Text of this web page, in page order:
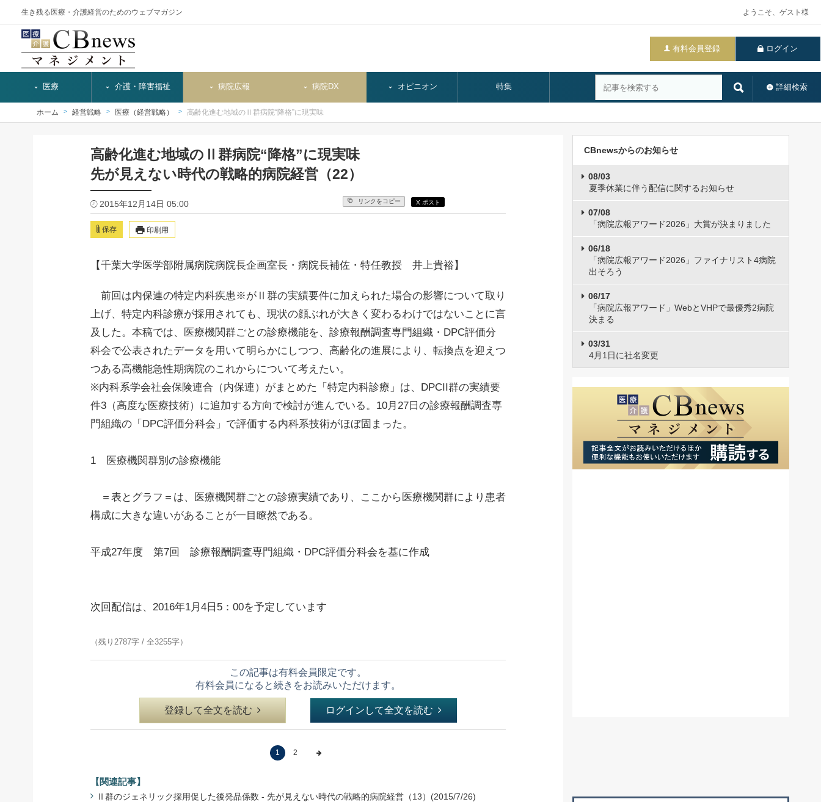
生き残る医療・介護経営のためのウェブマガジン ようこそ、ゲスト様
有料会員登録 ログイン
詳細検索
医療 介護・障害福祉 病院広報 病院DX オピニオン 特集
ホーム 経営戦略 医療（経営戦略） 高齢化進む地域のⅡ群病院“降格”に現実味
高齢化進む地域のⅡ群病院“降格”に現実味
先が見えない時代の戦略的病院経営（22）
2015年12月14日 05:00 リンクをコピー X ポスト
保存 印刷用
【千葉大学医学部附属病院病院長企画室長・病院長補佐・特任教授 井上貴裕】
前回は内保連の特定内科疾患※がⅡ群の実績要件に加えられた場合の影響について取り
上げ、特定内科診療が採用されても、現状の顔ぶれが大きく変わるわけではないことに言
及した。本稿では、医療機関群ごとの診療機能を、診療報酬調査専門組織・DPC評価分
科会で公表されたデータを用いて明らかにしつつ、高齢化の進展により、転換点を迎えつ
つある高機能急性期病院のこれからについて考えたい。
※内科系学会社会保険連合（内保連）がまとめた「特定内科診療」は、DPCII群の実績要
件3（高度な医療技術）に追加する方向で検討が進んでいる。10月27日の診療報酬調査専
門組織の「DPC評価分科会」で評価する内科系技術がほぼ固まった。
1 医療機関群別の診療機能
＝表とグラフ＝は、医療機関群ごとの診療実績であり、ここから医療機関群により患者
構成に大きな違いがあることが一目瞭然である。
平成27年度 第7回 診療報酬調査専門組織・DPC評価分科会を基に作成
次回配信は、2016年1月4日5：00を予定しています
（残り2787字 / 全3255字）
この記事は有料会員限定です。
有料会員になると続きをお読みいただけます。
登録して全文を読む ログインして全文を読む
1 2
【関連記事】
Ⅱ群のジェネリック採用促した後発品係数 - 先が見えない時代の戦略的病院経営（13）(2015/7/26)
CBnewsからのお知らせ
08/03
夏季休業に伴う配信に関するお知らせ
07/08
「病院広報アワード2026」大賞が決まりました
06/18
「病院広報アワード2026」ファイナリスト4病院
出そろう
06/17
「病院広報アワード」WebとVHPで最優秀2病院
決まる
03/31
4月1日に社名変更